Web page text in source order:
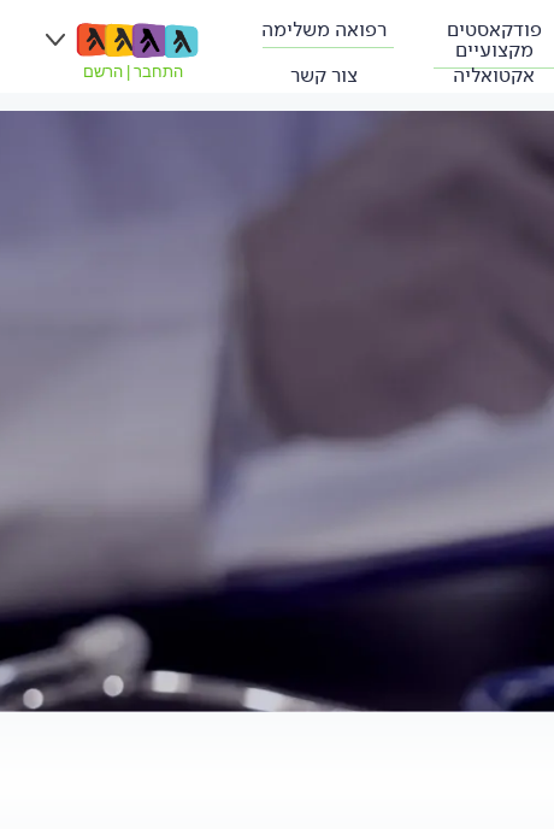
פודקאסטים
מקצועיים
רפואה משלימה
אקטואליה צור קשר התחבר הרשם